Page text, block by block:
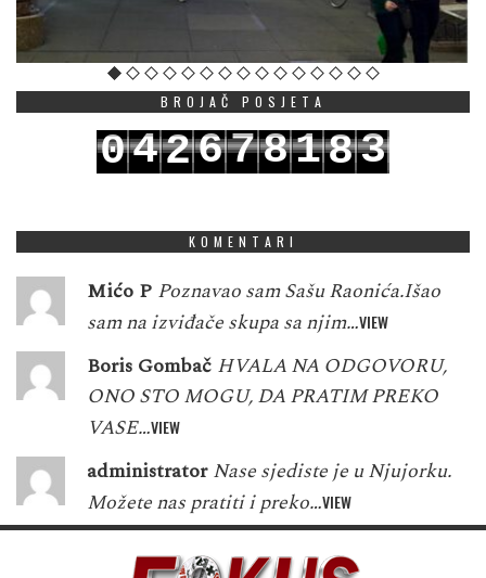
BROJAČ POSJETA
042678183
KOMENTARI
Mićo P Poznavao sam Sašu Raonića.Išao
sam na izviđače skupa sa njim…VIEW
Boris Gombač HVALA NA ODGOVORU,
ONO STO MOGU, DA PRATIM PREKO
VASE…VIEW
administrator Nase sjediste je u Njujorku.
Možete nas pratiti i preko…VIEW